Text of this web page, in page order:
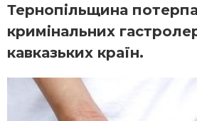
Тернопільщина
кримінальних
кавказьких країн.